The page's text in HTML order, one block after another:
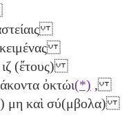
ιζ (ἔτους)
ὀκτώι(*) ,
μη καὶ σύ(μβολα)